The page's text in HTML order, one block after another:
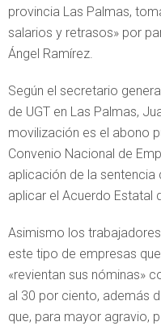
provincia Las Palmas,
salarios y retrasos» por
Ángel Ramírez.
Según el secretario
de UGT en Las Palmas,
movilización es el abono
Convenio Nacional de
aplicación de la
aplicar el Acuerdo Estatal
Asimismo los
este tipo de empresas
«revientan sus nóminas»
al 30 por ciento, además
que, para mayor agravio,